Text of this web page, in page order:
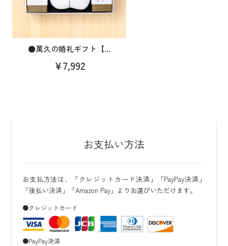
●萬久の婚礼ギフト【...
¥7,992
お支払い方法
お支払方法は、「クレジットカード決済」「PayPay決済」
「後払い決済」「Amazon Pay」よりお選びいただけます。
●クレジットカード
●PayPay決済